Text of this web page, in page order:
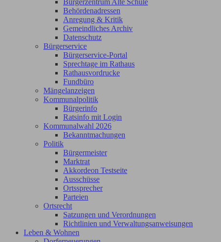
Bürgerzentrum Alte Schule
Behördenadressen
Anregung & Kritik
Gemeindliches Archiv
Datenschutz
Bürgerservice
Bürgerservice-Portal
Sprechtage im Rathaus
Rathausvordrucke
Fundbüro
Mängelanzeigen
Kommunalpolitik
Bürgerinfo
Ratsinfo mit Login
Kommunalwahl 2026
Bekanntmachungen
Politik
Bürgermeister
Marktrat
Akkordeon Testseite
Ausschüsse
Ortssprecher
Parteien
Ortsrecht
Satzungen und Verordnungen
Richtlinien und Verwaltungsanweisungen
Leben & Wohnen